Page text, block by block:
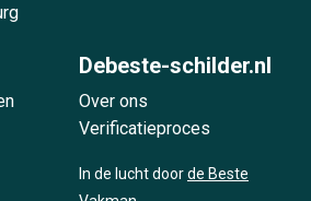
Debeste-schilder.nl
Over ons
Verificatieproces
In de lucht doorde Beste